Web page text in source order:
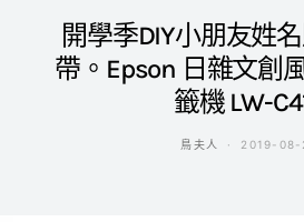
開學季DIY小朋友姓
帶。Epson 日雜文創
籤機 LW-
鳥夫人 2019-08-